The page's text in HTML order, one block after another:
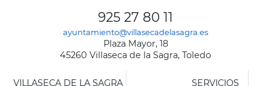
925 27 80 11
ayuntamiento@villasecadelasagra.es
Plaza Mayor, 18
45260 Villaseca de la Sagra, Toledo
VILLASECA DE LA SAGRA SERVICIOS